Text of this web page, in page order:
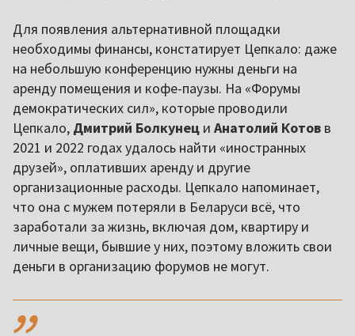
Для появления альтернативной площадки
необходимы финансы, констатирует Цепкало: даже
на небольшую конференцию нужны деньги на
аренду помещения и кофе-паузы. На «Форумы
демократических сил», которые проводили
Цепкало, Дмитрий Болкунец и Анатолий Котов в
2021 и 2022 годах удалось найти «иностранных
друзей», оплативших аренду и другие
организационные расходы. Цепкало напоминает,
что она с мужем потеряли в Беларуси всё, что
заработали за жизнь, включая дом, квартиру и
личные вещи, бывшие у них, поэтому вложить свои
деньги в организацию форумов не могут.
,,